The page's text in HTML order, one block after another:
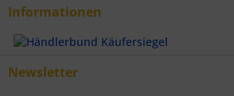
Informationen
Newsletter